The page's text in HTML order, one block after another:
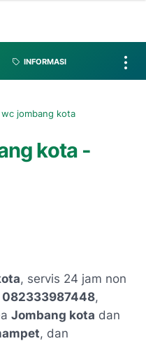
INFORMASI
jombang kota
kota -
, servis 24 jam non
082333987448,
Jombang kota dan
, dan